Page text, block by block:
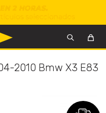
2010 Bmw X3 E83